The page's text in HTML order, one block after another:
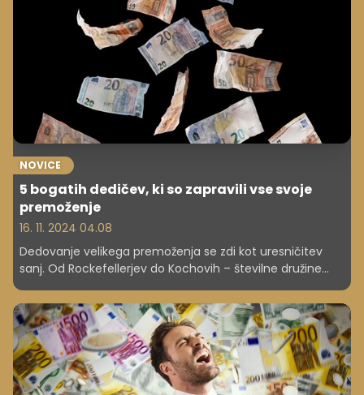
NOVICE
5 bogatih dedičev, ki so zapravili vse svoje
premoženje
16. 11. 2024 04.08
Dedovanje velikega premoženja se zdi kot uresničitev
sanj. Od Rockefellerjev do Kochovih – številne družine
investiranja predajajo iz generacije v generacijo, nekateri
dediči pa ga slabo upravljajo in z njim preveč razsipavajo,
kar ima posledice.